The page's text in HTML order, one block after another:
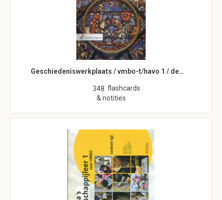
Geschiedeniswerkplaats / vmbo-t/havo 1 / de…
348 flashcards
& notities